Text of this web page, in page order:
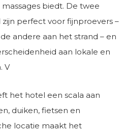
biedt. De twee
perfect voor fijnproevers –
andere aan het strand – en
aan lokale en
V
het hotel een scala aan
duiken, fietsen en
locatie maakt het